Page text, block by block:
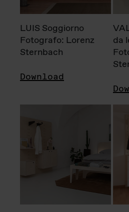
LUIS Soggiorno
Fotografo: Lorenz
Sternbach
Download
da